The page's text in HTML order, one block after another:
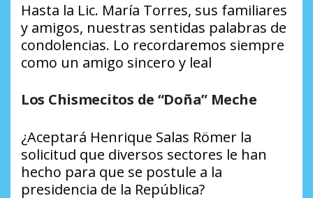
Hasta la Lic. María Torres, sus familiares
y amigos, nuestras sentidas palabras de
condolencias. Lo recordaremos siempre
como un amigo sincero y leal
Los Chismecitos de “Doña” Meche
¿Aceptará Henrique Salas Römer la
solicitud que diversos sectores le han
hecho para que se postule a la
presidencia de la República?